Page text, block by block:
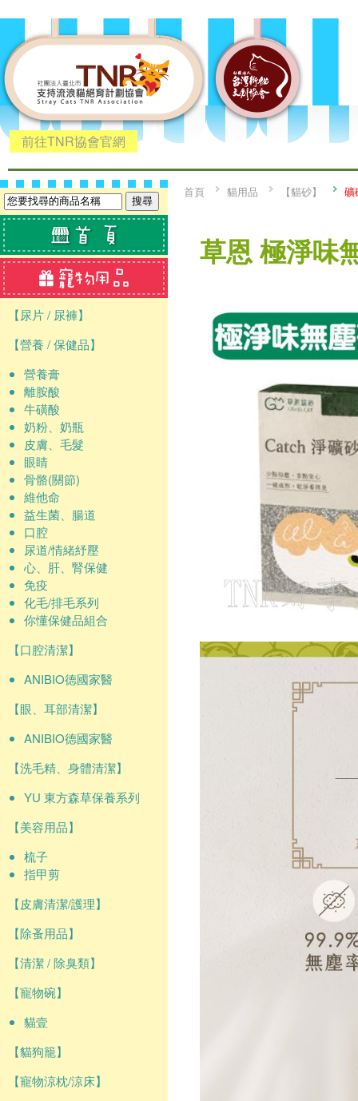
前往TNR協會官網
【尿片 / 尿褲】
【營養 / 保健品】
營養膏
離胺酸
牛磺酸
奶粉、奶瓶
皮膚、毛髮
眼睛
骨骼(關節)
維他命
益生菌、腸道
口腔
尿道/情緒紓壓
心、肝、腎保健
免疫
化毛/排毛系列
你懂保健品組合
【口腔清潔】
ANIBIO德國家醫
【眼、耳部清潔】
ANIBIO德國家醫
【洗毛精、身體清潔】
YU 東方森草保養系列
【美容用品】
梳子
指甲剪
【皮膚清潔/護理】
【除蚤用品】
【清潔 / 除臭類】
【寵物碗】
貓壹
【貓狗籠】
【寵物涼枕/涼床】
首頁 貓用品 【貓砂】 礦
草恩 極淨味